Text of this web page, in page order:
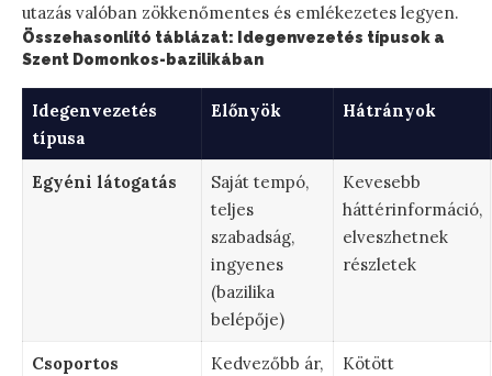
utazás valóban zökkenőmentes és emlékezetes legyen.
Összehasonlító táblázat: Idegenvezetés típusok a
Szent Domonkos-bazilikában
Idegenvezetés
típusa
Előnyök Hátrányok
Egyéni látogatás
Saját tempó,
teljes
szabadság,
ingyenes
(bazilika
belépője)
Kevesebb
háttérinformáció,
elveszhetnek
részletek
Csoportos
Kedvezőbb ár,
Kötött